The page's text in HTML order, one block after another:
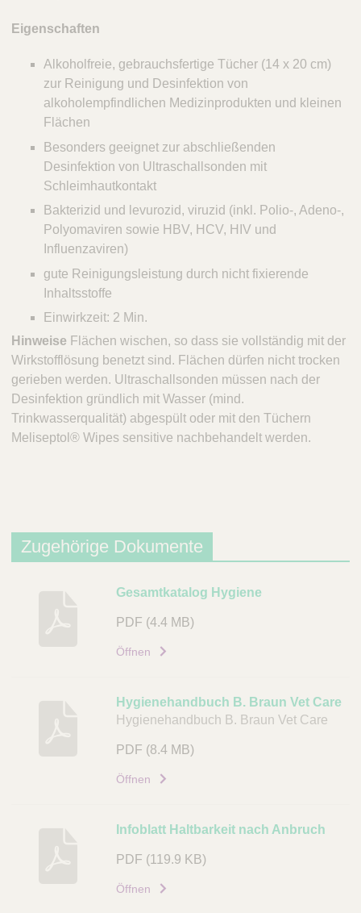
Eigenschaften
Alkoholfreie, gebrauchsfertige Tücher (14 x 20 cm)
zur Reinigung und Desinfektion von
alkoholempfindlichen Medizinprodukten und kleinen
Flächen
Besonders geeignet zur abschließenden
Desinfektion von Ultraschallsonden mit
Schleimhautkontakt
Bakterizid und levurozid, viruzid (inkl. Polio-, Adeno-,
Polyomaviren sowie HBV, HCV, HIV und
Influenzaviren)
gute Reinigungsleistung durch nicht fixierende
Inhaltsstoffe
Einwirkzeit: 2 Min.
Hinweise Flächen wischen, so dass sie vollständig mit der
Wirkstofflösung benetzt sind. Flächen dürfen nicht trocken
gerieben werden. Ultraschallsonden müssen nach der
Desinfektion gründlich mit Wasser (mind.
Trinkwasserqualität) abgespült oder mit den Tüchern
Meliseptol® Wipes sensitive nachbehandelt werden.
Zugehörige Dokumente
B
s
c
e
i
b
n
D
o
u
Gesamtkatalog Hygiene
PDF (4.4 MB)
Öffnen
Hygienehandbuch B. Braun Vet Care
Hygienehandbuch B. Braun Vet Care
PDF (8.4 MB)
Öffnen
Infoblatt Haltbarkeit nach Anbruch
PDF (119.9 KB)
Öffnen